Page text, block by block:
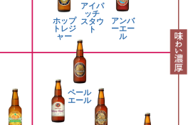
ペール
エール
アイパ
ッチ
スタウ
ト
アンバ
ーエー
ル
ホップ
トレジ
ャー